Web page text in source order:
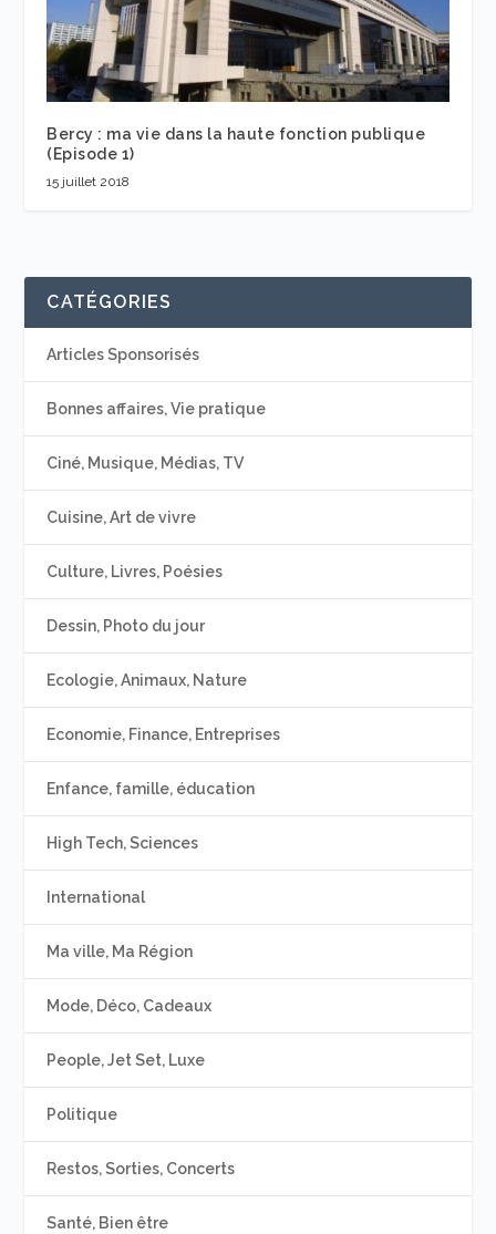
Bercy : ma vie dans la haute fonction publique
(Episode 1)
15 juillet 2018
CATÉGORIES
Articles Sponsorisés
Bonnes affaires, Vie pratique
Ciné, Musique, Médias, TV
Cuisine, Art de vivre
Culture, Livres, Poésies
Dessin, Photo du jour
Ecologie, Animaux, Nature
Economie, Finance, Entreprises
Enfance, famille, éducation
High Tech, Sciences
International
Ma ville, Ma Région
Mode, Déco, Cadeaux
People, Jet Set, Luxe
Politique
Restos, Sorties, Concerts
Santé, Bien être